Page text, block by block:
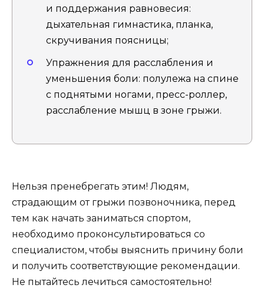
и поддержания равновесия:
дыхательная гимнастика, планка,
скручивания поясницы;
Упражнения для расслабления и
уменьшения боли: полулежа на спине
с поднятыми ногами, пресс-роллер,
расслабление мышц в зоне грыжи.
Нельзя пренебрегать этим! Людям,
страдающим от грыжи позвоночника, перед
тем как начать заниматься спортом,
необходимо проконсультироваться со
специалистом, чтобы выяснить причину боли
и получить соответствующие рекомендации.
Не пытайтесь лечиться самостоятельно!